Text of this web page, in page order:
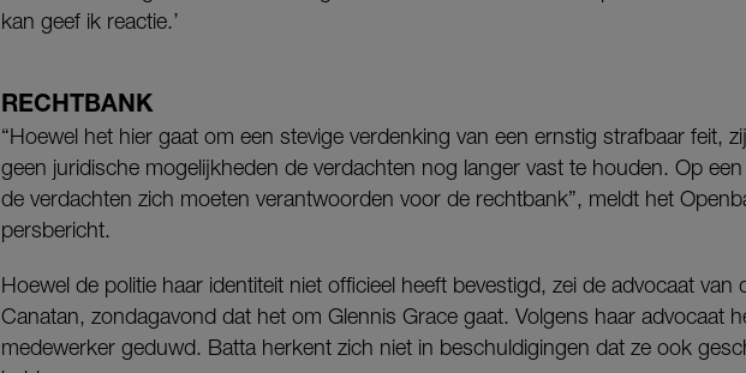
kan geef ik reactie.’
RECHTBANK
“Hoewel het hier gaat om een stevige verdenking van een ernstig strafbaar feit,
geen juridische mogelijkheden de verdachten nog langer vast te houden. Op
de verdachten zich moeten verantwoorden voor de rechtbank”, meldt het
persbericht.
Hoewel de politie haar identiteit niet officieel heeft bevestigd, zei de advocaat van
Canatan, zondagavond dat het om Glennis Grace gaat. Volgens haar advocaat
medewerker geduwd. Batta herkent zich niet in beschuldigingen dat ze ook